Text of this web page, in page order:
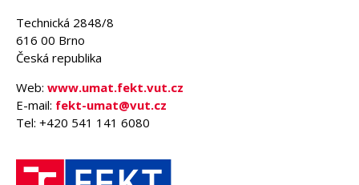
Technická 2848/8
616 00 Brno
Česká republika
Web: www.umat.fekt.vut.cz
E-mail: fekt-umat@vut.cz
Tel: +420 541 141 6080